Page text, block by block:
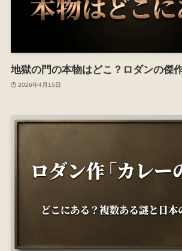
地獄の門の本物はどこ？ロダンの傑
2026年4月15日